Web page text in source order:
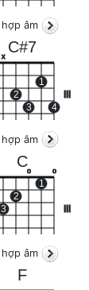
hợp âm
C#7
x
2
3
1
4
hợp âm
C
3
2
o
1
o
hợp âm
F